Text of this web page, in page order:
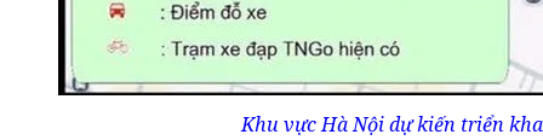
Khu vực Hà Nội dự kiến triển